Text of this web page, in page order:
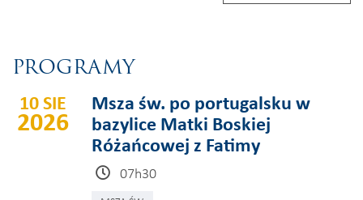
PROGRAMY
10 SIE
2026
Msza św. po portugalsku w
bazylice Matki Boskiej
Różańcowej z Fatimy
07h30